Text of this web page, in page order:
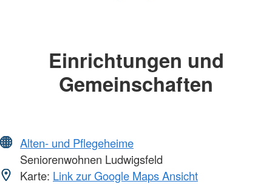
Einrichtungen und
Gemeinschaften
Alten- und Pflegeheime
Seniorenwohnen Ludwigsfeld
Karte: Link zur Google Maps Ansicht